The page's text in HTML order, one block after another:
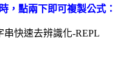
，點兩下即可複製公式：